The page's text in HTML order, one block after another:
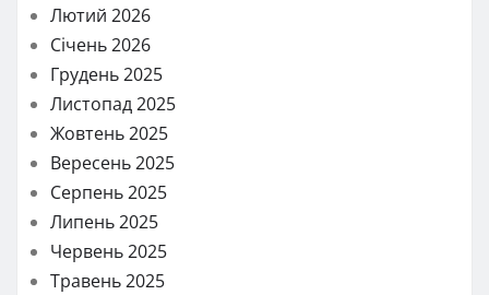
Лютий 2026
Січень 2026
Грудень 2025
Листопад 2025
Жовтень 2025
Вересень 2025
Серпень 2025
Липень 2025
Червень 2025
Травень 2025